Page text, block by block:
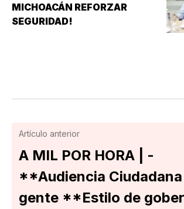
MICHOACÁN REFORZAR
SEGURIDAD!
Artículo anterior
A MIL POR HORA | -
**Audiencia
gente **Estilo de